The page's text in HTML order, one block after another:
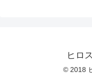
ヒロ
© 2018